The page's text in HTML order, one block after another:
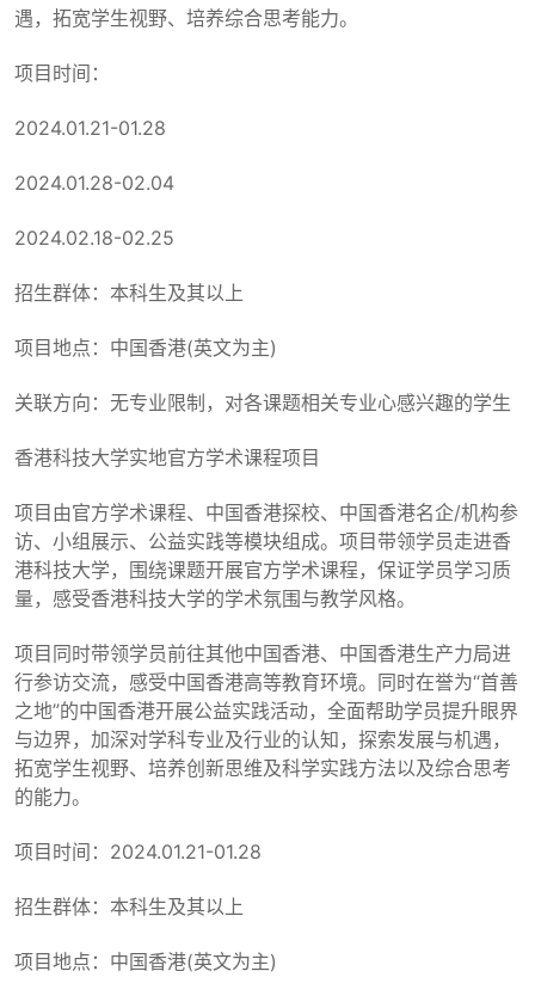
遇，拓宽学生视野、培养综合思考能力。
项目时间：
2024.01.21-01.28
2024.01.28-02.04
2024.02.18-02.25
招生群体：本科生及其以上
项目地点：中国香港(英文为主)
关联方向：无专业限制，对各课题相关专业心感兴趣的学生
香港科技大学实地官方学术课程项目
项目由官方学术课程、中国香港探校、中国香港名企/机构参
访、小组展示、公益实践等模块组成。项目带领学员走进香
港科技大学，围绕课题开展官方学术课程，保证学员学习质
量，感受香港科技大学的学术氛围与教学风格。
项目同时带领学员前往其他中国香港、中国香港生产力局进
行参访交流，感受中国香港高等教育环境。同时在誉为“首善
之地”的中国香港开展公益实践活动，全面帮助学员提升眼界
与边界，加深对学科专业及行业的认知，探索发展与机遇，
拓宽学生视野、培养创新思维及科学实践方法以及综合思考
的能力。
项目时间：2024.01.21-01.28
招生群体：本科生及其以上
项目地点：中国香港(英文为主)